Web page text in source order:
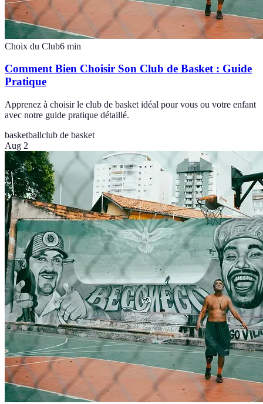
Choix du Club6 min
Comment Bien Choisir Son Club de Basket : Guide
Pratique
Apprenez à choisir le club de basket idéal pour vous ou votre enfant
avec notre guide pratique détaillé.
basketballclub de basket
Aug 2